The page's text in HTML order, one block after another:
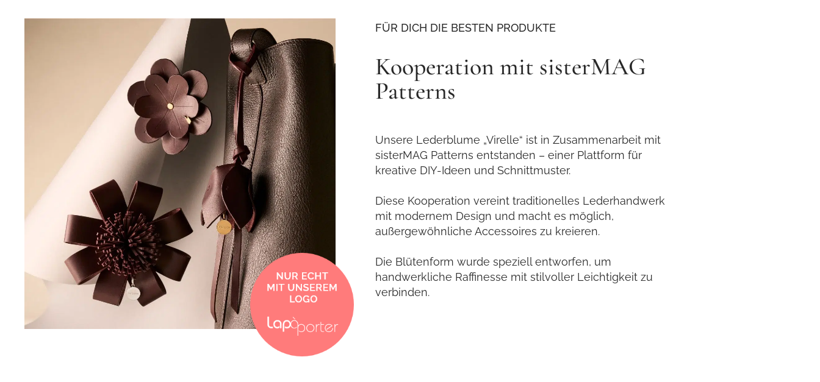
FÜR DICH DIE BESTEN PRODUKTE
Kooperation mit sisterMAG
Patterns
Unsere Lederblume „Virelle“ ist in Zusammenarbeit mit
sisterMAG Patterns entstanden – einer Plattform für
kreative DIY-Ideen und Schnittmuster.
Diese Kooperation vereint traditionelles Lederhandwerk
mit modernem Design und macht es möglich,
außergewöhnliche Accessoires zu kreieren.
Die Blütenform wurde speziell entworfen, um
handwerkliche Raffinesse mit stilvoller Leichtigkeit zu
verbinden.